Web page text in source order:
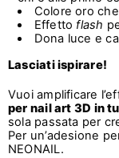
Colore oro
Effetto flash
Dona luce e
Lasciati ispirare!
Vuoi amplificare
per nail art 3D in
sola passata per
Per un’adesione
NEONAIL.